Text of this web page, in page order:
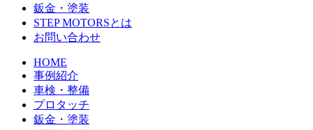
鈑金・塗装
STEP MOTORSとは
お問い合わせ
HOME
事例紹介
車検・整備
プロタッチ
鈑金・塗装